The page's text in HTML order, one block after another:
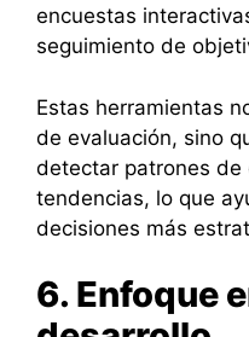
encuestas
seguimiento de
Estas herramientas
de evaluación, sino
detectar patrones de
tendencias, lo que
decisiones más
6. Enfoque